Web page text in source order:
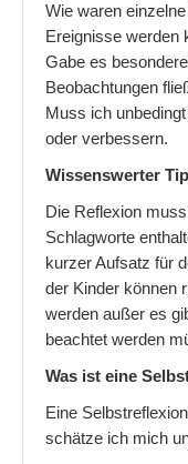
Entwicklung der
Mein Kind ist so
Kindererziehung
Mein Kind hat
Wenn Kinder nicht
Wenn Kinder
Wie bekomme ich
Aufbau einer
Die fünf Schritte
Wie waren
Ereignisse werden
Gabe es
Beobachtungen
Muss ich
oder verbessern.
Wissenswerter
Die Reflexion
Schlagworte
kurzer Aufsatz für
der Kinder können
werden außer es
beachtet werden
Was ist eine
Eine
schätze ich mich